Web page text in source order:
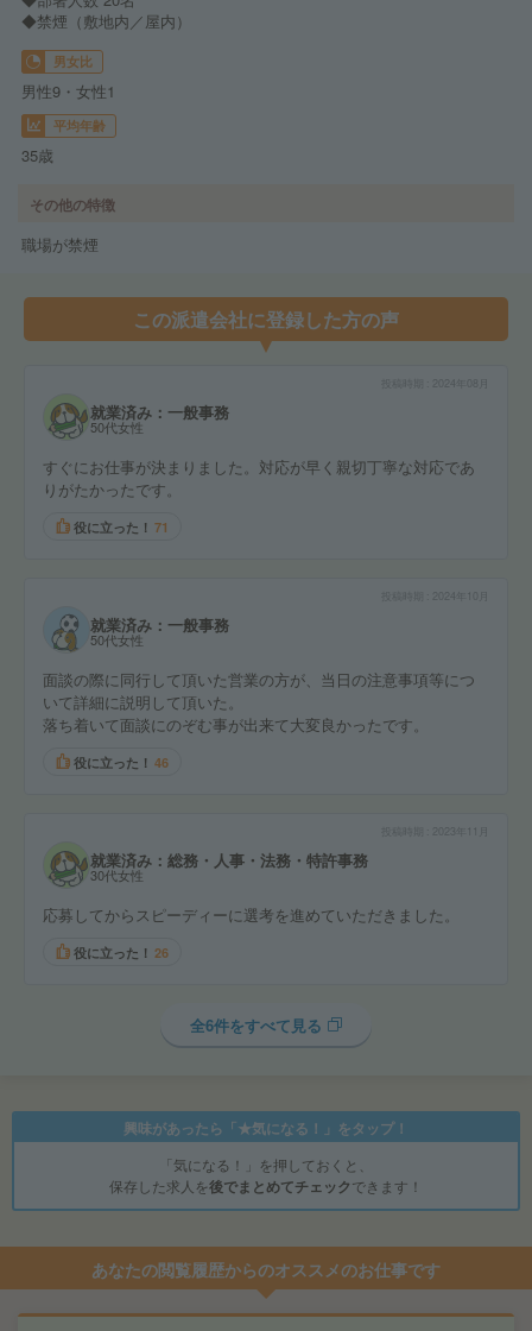
◆禁煙（敷地内／屋内）
男女比
男性9・女性1
平均年齢
35歳
その他の特徴
職場が禁煙
この派遣会社に登録した方の声
2024年08月
就業済み：一般事務
50代女性
すぐにお仕事が決まりました。対応が早く親切丁寧な対応であ
りがたかったです。
役に立った！ 71
2024年10月
就業済み：一般事務
50代女性
面談の際に同行して頂いた営業の方が、当日の注意事項等につ
いて詳細に説明して頂いた。
落ち着いて面談にのぞむ事が出来て大変良かったです。
役に立った！ 46
2023年11月
就業済み：総務・人事・法務・特許事務
30代女性
応募してからスピーディーに選考を進めていただきました。
役に立った！ 26
全6件をすべて見る
興味があったら「★気になる！」をタップ！
「気になる！」を押しておくと、
保存した求人を後でまとめてチェックできます！
あなたの閲覧履歴からのオススメのお仕事です